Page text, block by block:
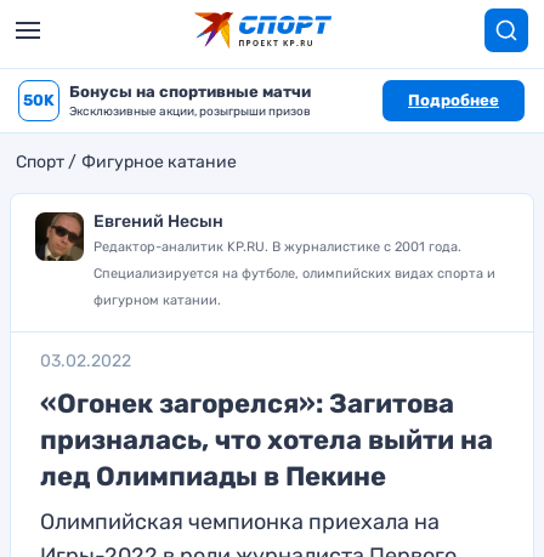
50K Бонусы на спортивные матчи
Эксклюзивные акции, розыгрыши призов
Подробнее
Спорт Фигурное катание
Евгений Несын
Редактор-аналитик KP.RU. В журналистике с 2001 года.
Специализируется на футболе, олимпийских видах спорта и
фигурном катании.
03.02.2022
«Огонек загорелся»: Загитова
призналась, что хотела выйти на
лед Олимпиады в Пекине
Олимпийская чемпионка приехала на